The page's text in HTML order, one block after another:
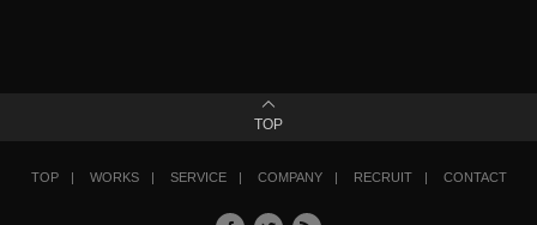
TOP
TOP WORKS SERVICE COMPANY RECRUIT CONTACT